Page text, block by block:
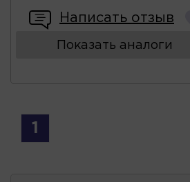
Написать отзыв
Показать аналоги
1